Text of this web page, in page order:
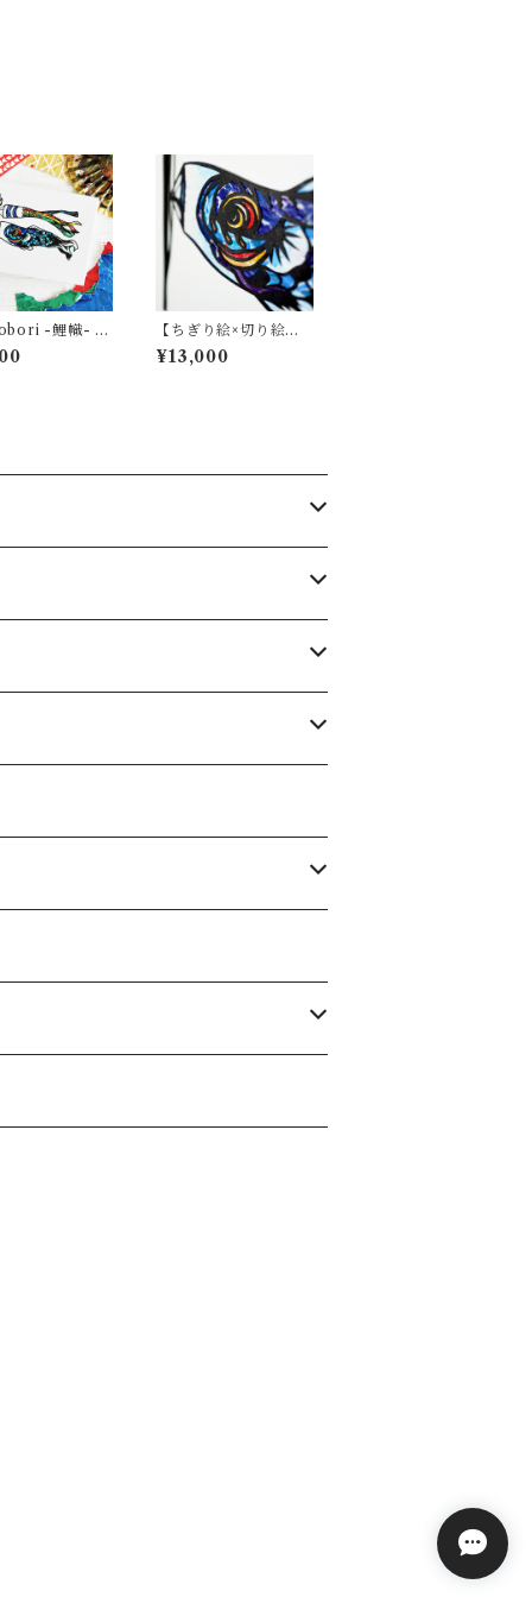
-鯉幟- ｱｰ
【ちぎり絵×切り絵】
原画アート『koi-nob
ori（鯉のぼり）』
¥13,000